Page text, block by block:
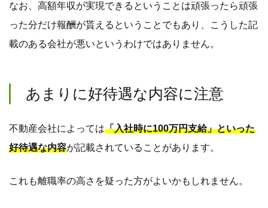
なお、高額年収が実現できるということは頑張ったら頑張
った分だけ報酬が貰えるということでもあり、こうした記
載のある会社が悪いというわけではありません。
あまりに好待遇な内容に注意
不動産会社によっては「入社時に100万円支給」といった
好待遇な内容が記載されていることがあります。
これも離職率の高さを疑った方がよいかもしれません。